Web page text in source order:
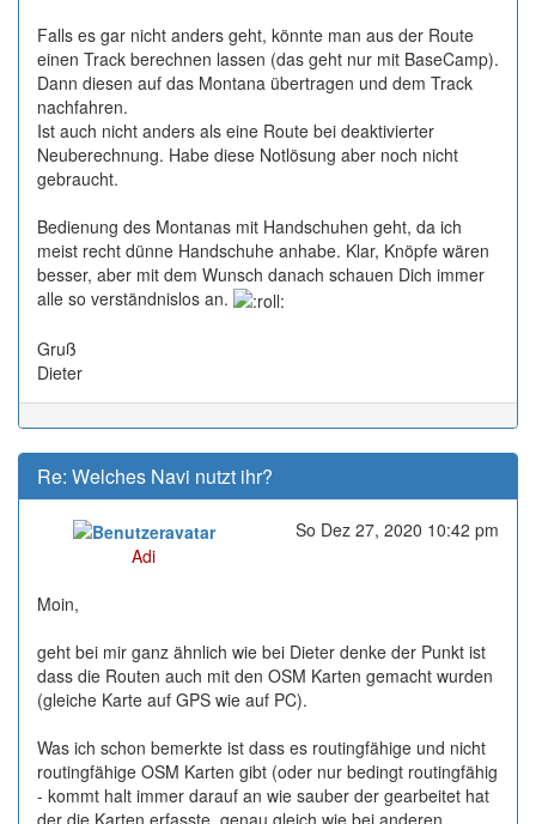
Falls es gar nicht anders geht, könnte man aus der Route
einen Track berechnen lassen (das geht nur mit BaseCamp).
Dann diesen auf das Montana übertragen und dem Track
nachfahren.
Ist auch nicht anders als eine Route bei deaktivierter
Neuberechnung. Habe diese Notlösung aber noch nicht
gebraucht.
Bedienung des Montanas mit Handschuhen geht, da ich
meist recht dünne Handschuhe anhabe. Klar, Knöpfe wären
besser, aber mit dem Wunsch danach schauen Dich immer
alle so verständnislos an.
Gruß
Dieter
Re: Welches Navi nutzt ihr?
AdiOnline
So Dez 27, 2020 10:42 pm
Moin,
geht bei mir ganz ähnlich wie bei Dieter denke der Punkt ist
dass die Routen auch mit den OSM Karten gemacht wurden
(gleiche Karte auf GPS wie auf PC).
Was ich schon bemerkte ist dass es routingfähige und nicht
routingfähige OSM Karten gibt (oder nur bedingt routingfähig
- kommt halt immer darauf an wie sauber der gearbeitet hat